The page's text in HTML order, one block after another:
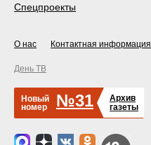
Спецпроекты
О нас Контактная информация
День ТВ
Новый
номер
№31
Архив
газеты